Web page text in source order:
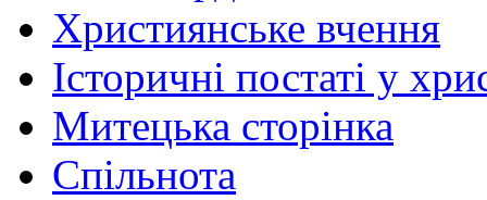
Християнське вчення
Історичні постаті у
Митецька сторінка
Спільнота